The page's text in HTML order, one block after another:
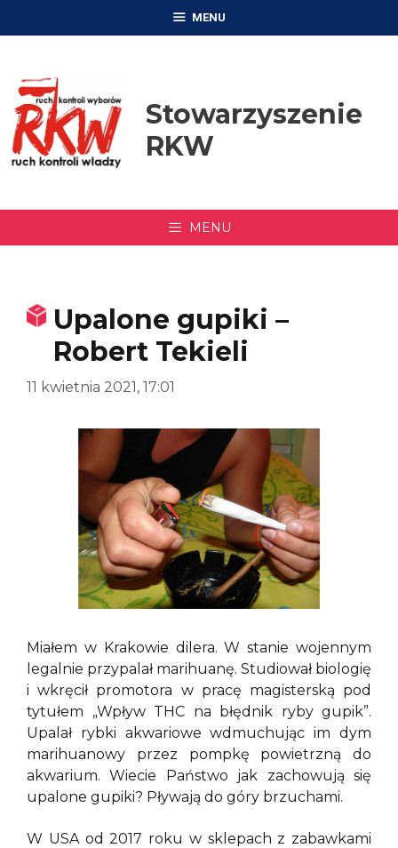
MENU
Stowarzyszenie
RKW
MENU
Upalone gupiki –
Robert Tekieli
11 kwietnia 2021, 17:01
Miałem w Krakowie dilera. W stanie wojennym
legalnie przypalał marihuanę. Studiował biologię
i wkręcił promotora w pracę magisterską pod
tytułem „Wpływ THC na błędnik ryby gupik”.
Upalał rybki akwariowe wdmuchując im dym
marihuanowy przez pompkę powietrzną do
akwarium. Wiecie Państwo jak zachowują się
upalone gupiki? Pływają do góry brzuchami.
W USA od 2017 roku w sklepach z zabawkami